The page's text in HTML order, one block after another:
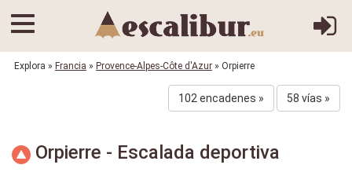
Explora » Francia » Provence-Alpes-Côte d'Azur » Orpierre
102 encadenes » 58 vías »
Orpierre - Escalada deportiva